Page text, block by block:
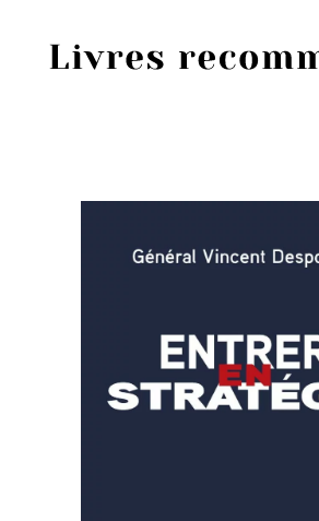
Livres les plus